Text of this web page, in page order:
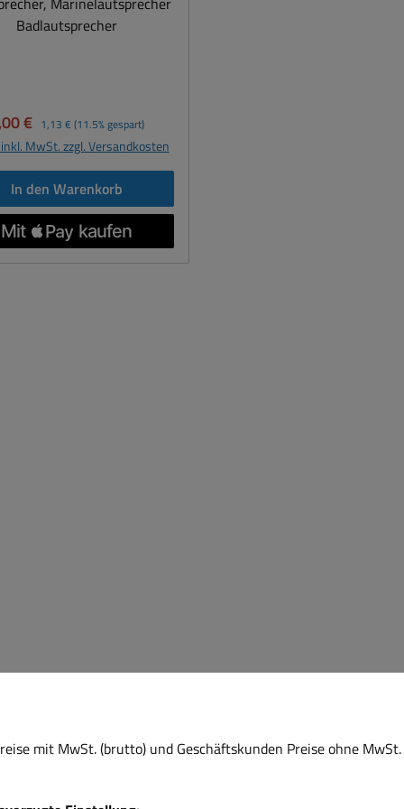
Badlautsprecher
€ Regulärer Preis:
1,13 € (11.5% gespart)
MwSt. zzgl. Versandkosten
In den Warenkorb
mit MwSt. (brutto) und Geschäftskunden Preise ohne